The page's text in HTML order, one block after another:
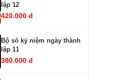
lập 12
420.000 đ
Bộ số kỷ niệm ngày thành
lập 11
380.000 đ